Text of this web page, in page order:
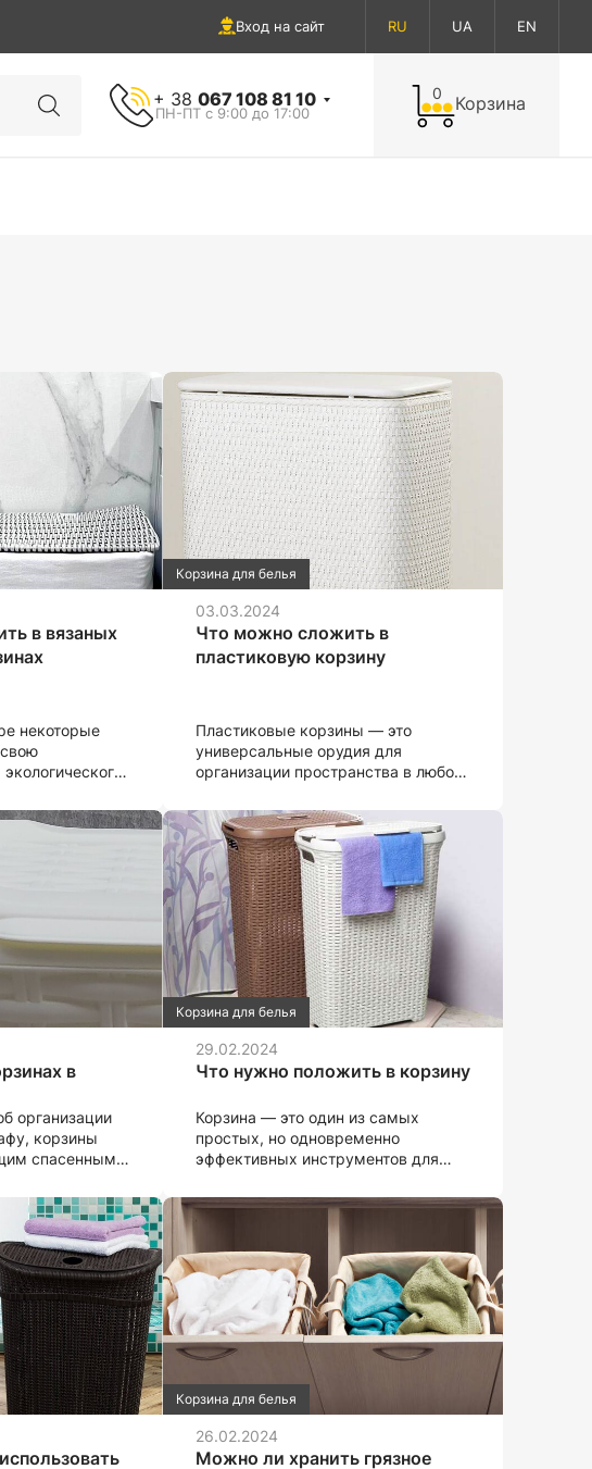
Вход на сайт RU UA EN
+ 38 067 108 81 10
ПН-ПТ с 9:00 до 17:00
0 Корзина
в вязаных
некоторые
материалов,
Один
изготовление
переработки,
Корзина для белья
03.03.2024
Что можно сложить в
пластиковую корзину
Пластиковые корзины — это
универсальные орудия для
организации пространства в любом
частью нашего обихода благодаря
своей функциональности
и доступности. Но знаем ли мы,
какие вещи можно сложить
в пластиковую корзину? Давайте
рассмотрим некоторые идеи.
в
организации
корзины
спасенным.
вещи
Корзина для белья
29.02.2024
Что нужно положить в корзину
Корзина — это один из самых
простых, но одновременно
эффективных инструментов для
Она помогает удерживать вещи
на месте и уменьшает
распыленность. Но какие именно
вещи следует сложить в корзину?
Давайте рассмотрим несколько
вариантов.
Корзина для белья
26.02.2024
Можно ли хранить грязное